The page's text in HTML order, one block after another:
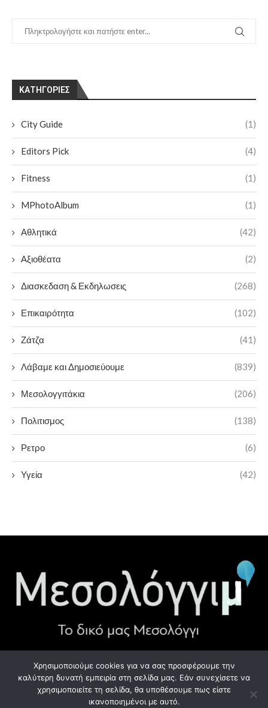
KΑΤΗΓΟΡΊΕΣ
City Guide (1)
Editors Pick (4)
Fitness (1)
MPhotoAlbum (1)
Αθλητικά (42)
Αξιοθέατα (2)
Διασκεδαση & Εκδηλωσεις (268)
Επικαιρότητα (102)
Ζάτζα (41)
Λάβαμε και Δημοσιεύουμε (839)
Μεσολογγιτάκια (206)
Πολιτισμος (138)
Ρετρο (6)
Υγεία (42)
ΧΡΉΣΙΜΑ LINK
Προσωπικά Δεδομένα - GDPR
Χρησιμοποιούμε cookies για να σας προσφέρουμε την
καλύτερη δυνατή εμπειρία στη σελίδα μας. Εάν συνεχίσετε να
χρησιμοποιείτε τη σελίδα, θα υποθέσουμε πως είστε
ικανοποιημένοι με αυτό.